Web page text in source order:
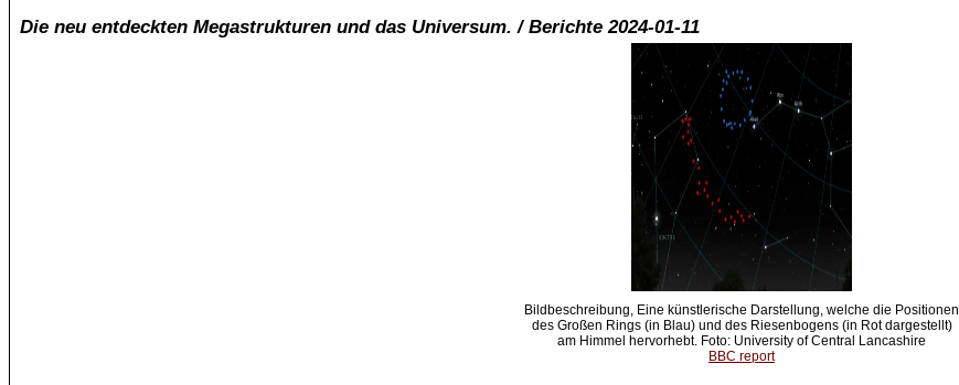
Die neu entdeckten Megastrukturen und das Universum. / Berichte 2024-01-11
Bildbeschreibung, Eine künstlerische Darstellung, welche die Positionen
des Großen Rings (in Blau) und des Riesenbogens (in Rot dargestellt)
am Himmel hervorhebt. Foto: University of Central Lancashire
BBC report